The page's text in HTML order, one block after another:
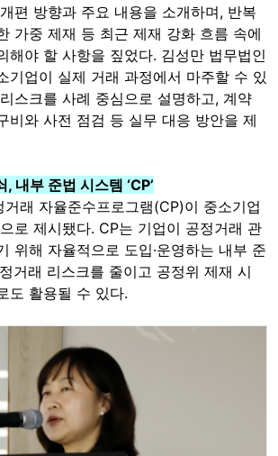
편 방향과 주요 내용을 소개하며, 반복
가중 제재 등 최근 제재 강화 흐름 속에
해야 할 사항을 짚었다. 김성만 법무법인
기업이 실제 거래 과정에서 마주할 수 있
스크를 사례 중심으로 설명하고, 계약
비와 사전 점검 등 실무 대응 방안을 제
내부 준법 시스템 ‘CP’
거래 자율준수프로그램(CP)이 중소기업
로 제시됐다. CP는 기업이 공정거래 관
위해 자율적으로 도입·운영하는 내부 준
거래 리스크를 줄이고 공정위 제재 시
도 활용될 수 있다.